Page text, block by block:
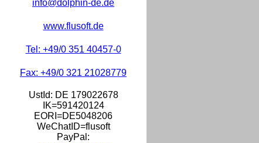
info@dolphin-de.de
www.flusoft.de
Tel: +49/0 351 40457-0
Fax: +49/0 321 21028779
UstId: DE 179022678
IK=591420124
EORI=DE5048206
WeChatID=flusoft
PayPal: